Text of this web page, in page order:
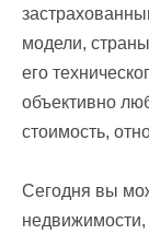
модели,
его
объективно
стоимость,
Сегодня вы